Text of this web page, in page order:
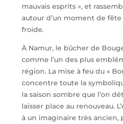
mauvais esprits », et
autour d’un moment de fête
froide.
À Namur, le bûcher de
comme l’un des plus
région. La mise à feu du «
concentre toute la
la saison sombre que l’on
laisser place au renouveau.
à un imaginaire très ancien,